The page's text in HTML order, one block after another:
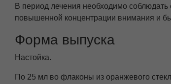
В период лечения необходимо
повышенной концентрации внимания и
Форма выпуска
Настойка.
По 25 мл во флаконы из оранжевого